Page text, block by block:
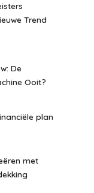
Trend
De
Ooit?
plan
met